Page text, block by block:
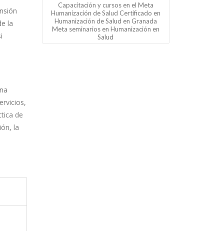
la
de
la
Capacitación y cursos en el Meta
Humanización de Salud Certificado en
Humanización de Salud en Granada
Meta seminarios en Humanización en
Salud